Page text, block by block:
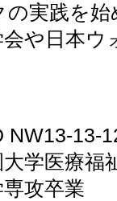
の実践を始
会や日本
NW13-13-
学医療
攻卒業